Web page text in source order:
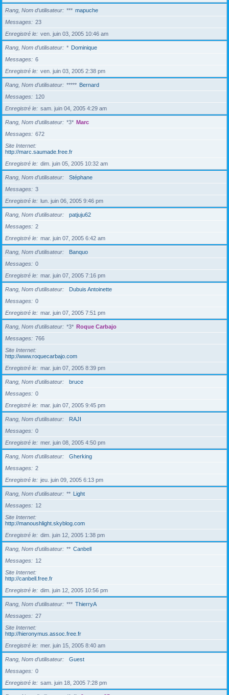
Rang, Nom d’utilisateur *** mapuche
Messages
23
Enregistré le
ven. juin 03, 2005 10:46 am
Rang, Nom d’utilisateur * Dominique
Messages
6
Enregistré le
ven. juin 03, 2005 2:38 pm
Rang, Nom d’utilisateur ***** Bernard
Messages
120
Enregistré le
sam. juin 04, 2005 4:29 am
Rang, Nom d’utilisateur *3* Marc
Messages
672
Site Internet
http://marc.saumade.free.fr
Enregistré le
dim. juin 05, 2005 10:32 am
Rang, Nom d’utilisateur
Stéphane
Messages
3
Enregistré le
lun. juin 06, 2005 9:46 pm
Rang, Nom d’utilisateur
patjuju62
Messages
2
Enregistré le
mar. juin 07, 2005 6:42 am
Rang, Nom d’utilisateur
Banquo
Messages
0
Enregistré le
mar. juin 07, 2005 7:16 pm
Rang, Nom d’utilisateur
Dubuis Antoinette
Messages
0
Enregistré le
mar. juin 07, 2005 7:51 pm
Rang, Nom d’utilisateur *3* Roque Carbajo
Messages
766
Site Internet
http://www.roquecarbajo.com
Enregistré le
mar. juin 07, 2005 8:39 pm
Rang, Nom d’utilisateur
bruce
Messages
0
Enregistré le
mar. juin 07, 2005 9:45 pm
Rang, Nom d’utilisateur
RAJI
Messages
0
Enregistré le
mer. juin 08, 2005 4:50 pm
Rang, Nom d’utilisateur
Gherking
Messages
2
Enregistré le
jeu. juin 09, 2005 6:13 pm
Rang, Nom d’utilisateur ** Light
Messages
12
Site Internet
http://manoushlight.skyblog.com
Enregistré le
dim. juin 12, 2005 1:38 pm
Rang, Nom d’utilisateur ** Canbell
Messages
12
Site Internet
http://canbell.free.fr
Enregistré le
dim. juin 12, 2005 10:56 pm
Rang, Nom d’utilisateur *** ThierryA
Messages
27
Site Internet
http://hieronymus.assoc.free.fr
Enregistré le
mer. juin 15, 2005 8:40 am
Rang, Nom d’utilisateur
Guest
Messages
0
Enregistré le
sam. juin 18, 2005 7:28 pm